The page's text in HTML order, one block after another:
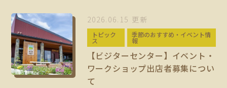
2026.06.15 更新
トピック
ス
季節のおすすめ・イベント情
報
【ビジターセンター】イベント・
ワークショップ出店者募集につい
て